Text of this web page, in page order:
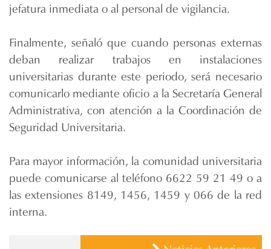
jefatura inmediata o al personal de vigilancia.
Finalmente, señaló que cuando personas externas
deban realizar trabajos en instalaciones
universitarias durante este periodo, será necesario
comunicarlo mediante oficio a la Secretaría General
Administrativa, con atención a la Coordinación de
Seguridad Universitaria.
Para mayor información, la comunidad universitaria
puede comunicarse al teléfono 6622 59 21 49 o a
las extensiones 8149, 1456, 1459 y 066 de la red
interna.